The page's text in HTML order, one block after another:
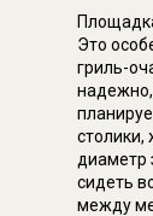
Это
гриль-
надежно,
столики,
диаметр
сидеть
между